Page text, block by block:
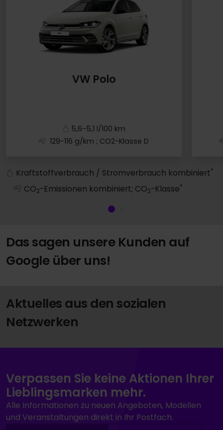
VW Polo
5,6-5,1 l/100 km
129-116 g/km; CO2-Klasse D
Kraftstoffverbrauch / Stromverbrauch kombiniert*
CO2-Emissionen kombiniert; CO2-Klasse*
Das sagen unsere Kunden auf
Google über uns!
Aktuelles aus den sozialen
Netzwerken
Verpassen Sie keine Aktionen Ihrer
Lieblingsmarken mehr.
Alle Informationen zu neuen Angeboten, Modellen
und Veranstaltungen direkt in Ihr Postfach.